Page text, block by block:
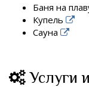
Баня на
Купель
Сауна
Услуги